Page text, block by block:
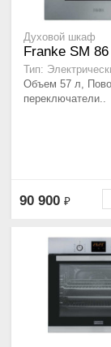
Духовой шкаф
Franke SM
Тип:
Объем 57 л,
переключатели..
90 900 ₽